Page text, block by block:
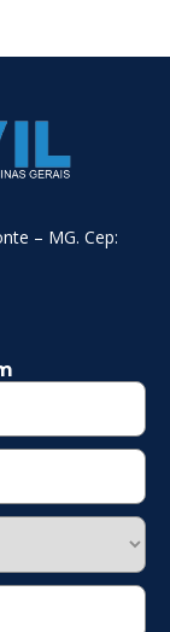
– MG. Cep: